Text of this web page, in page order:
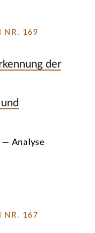
NR. 169
der
— Analyse
NR. 167